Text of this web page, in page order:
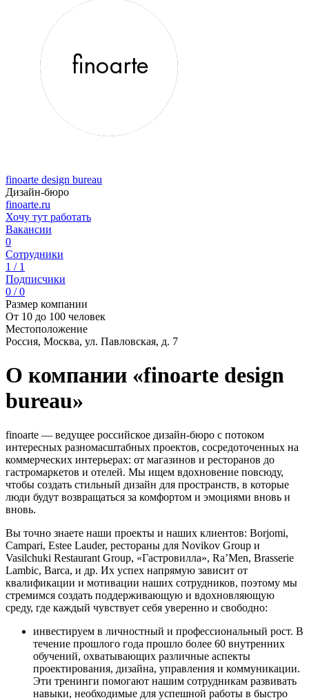
finoarte design bureau
Дизайн-бюро
finoarte.ru
Хочу тут работать
Вакансии
0
Сотрудники
1 / 1
Подписчики
0 / 0
Размер компании
От 10 до 100 человек
Местоположение
Россия, Москва, ул. Павловская, д. 7
О компании «finoarte design
bureau»
finoarte — ведущее российское дизайн-бюро с потоком
интересных разномасштабных проектов, сосредоточенных на
коммерческих интерьерах: от магазинов и ресторанов до
гастромаркетов и отелей. Мы ищем вдохновение повсюду,
чтобы создать стильный дизайн для пространств, в которые
люди будут возвращаться за комфортом и эмоциями вновь и
вновь.
Вы точно знаете наши проекты и наших клиентов: Borjomi,
Campari, Estee Lauder, рестораны для Novikov Group и
Vasilchuki Restaurant Group, «Гастровилла», Ra’Men, Brasserie
Lambic, Barca, и др. Их успех напрямую зависит от
квалификации и мотивации наших сотрудников, поэтому мы
стремимся создать поддерживающую и вдохновляющую
среду, где каждый чувствует себя уверенно и свободно:
инвестируем в личностный и профессиональный рост. В
течение прошлого года прошло более 60 внутренних
обучений, охватывающих различные аспекты
проектирования, дизайна, управления и коммуникации.
Эти тренинги помогают нашим сотрудникам развивать
навыки, необходимые для успешной работы в быстро